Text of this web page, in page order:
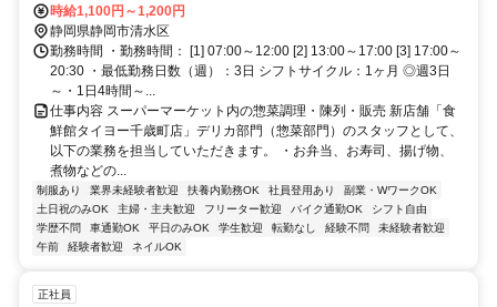
時給1,100円～1,200円
静岡県静岡市清水区
勤務時間 ・勤務時間： [1] 07:00～12:00 [2] 13:00～17:00 [3] 17:00～
20:30 ・最低勤務日数（週）：3日 シフトサイクル：1ヶ月 ◎週3日
～・1日4時間～...
仕事内容 スーパーマーケット内の惣菜調理・陳列・販売 新店舗「食
鮮館タイヨー千歳町店」デリカ部門（惣菜部門）のスタッフとして、
以下の業務を担当していただきます。 ・お弁当、お寿司、揚げ物、
煮物などの...
制服あり 業界未経験者歓迎 扶養内勤務OK 社員登用あり
副業・WワークOK
土日祝のみOK
主婦・主夫歓迎 フリーター歓迎 バイク通勤OK
シフト自由
学歴不問
車通勤OK 平日のみOK 学生歓迎 転勤なし 経験不問
未経験者歓迎
午前
経験者歓迎 ネイルOK
正社員